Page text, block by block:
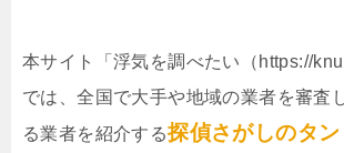
本サイト「浮気を調べたい（https://
では、全国で大手や地域の業者を審査
る業者を紹介する探偵さがしのタ